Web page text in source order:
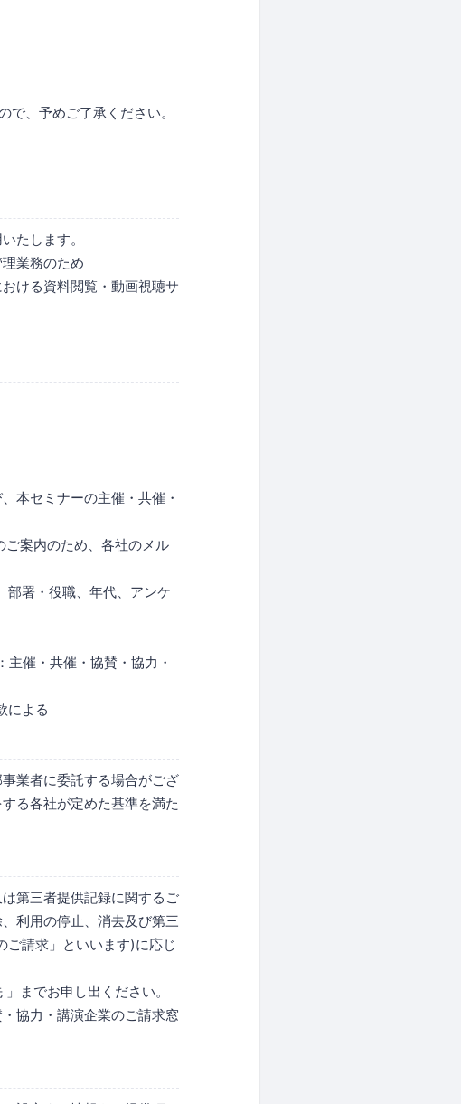
、予めご了承ください。
たします。
業務のため
ける資料閲覧・動画視聴サ
本セミナーの主催・共催・
案内のため、各社のメル
部署・役職、年代、アンケ
催・共催・協賛・協力・
による
業者に委託する場合がござ
る各社が定めた基準を満た
第三者提供記録に関するご
利用の停止、消去及び第三
ご請求」といいます)に応じ
までお申し出ください。
協力・講演企業のご請求窓